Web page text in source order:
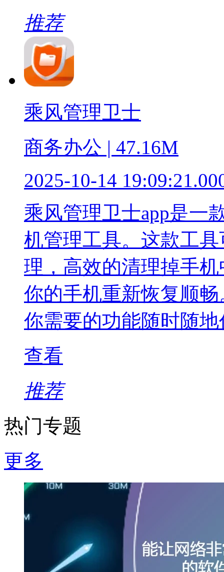
推荐
乘风管理卫士
商务办公 | 47.16M
2025-10-14
乘风管理卫士app是一
机管理工具。这款工
理，高效的清理掉手
你的手机重新恢复顺
你需要的功能随时随
查看
推荐
热门专题
更多